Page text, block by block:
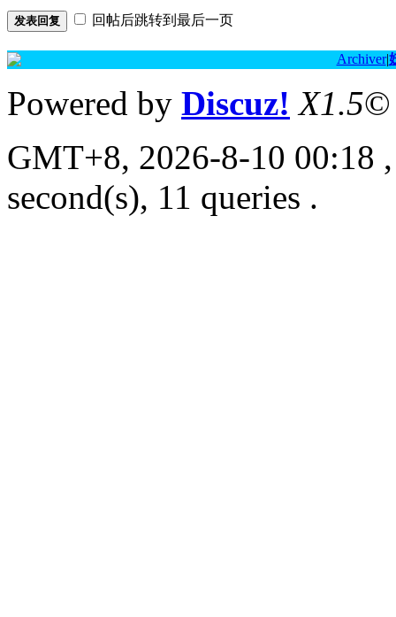
发表回复 回帖后跳转到最后一页
Archiver|
Powered by Discuz! X1.5©
GMT+8, 2026-8-10 00:18
second(s), 11 queries .